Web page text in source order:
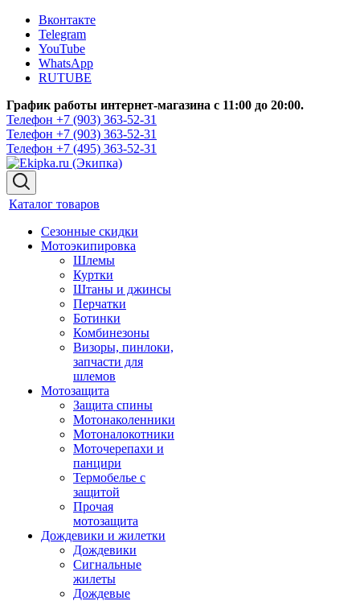
Вконтакте
Telegram
YouTube
WhatsApp
RUTUBE
График работы интернет-магазина с 11:00 до 20:00.
Телефон +7 (903) 363-52-31
Телефон +7 (903) 363-52-31
Телефон +7 (495) 363-52-31
Каталог товаров
Сезонные скидки
Мотоэкипировка
Шлемы
Куртки
Штаны и джинсы
Перчатки
Ботинки
Комбинезоны
Визоры, пинлоки,
запчасти для
шлемов
Мотозащита
Защита спины
Мотонаколенники
Мотоналокотники
Моточерепахи и
панцири
Термобелье с
защитой
Прочая
мотозащита
Дождевики и жилетки
Дождевики
Сигнальные
жилеты
Дождевые